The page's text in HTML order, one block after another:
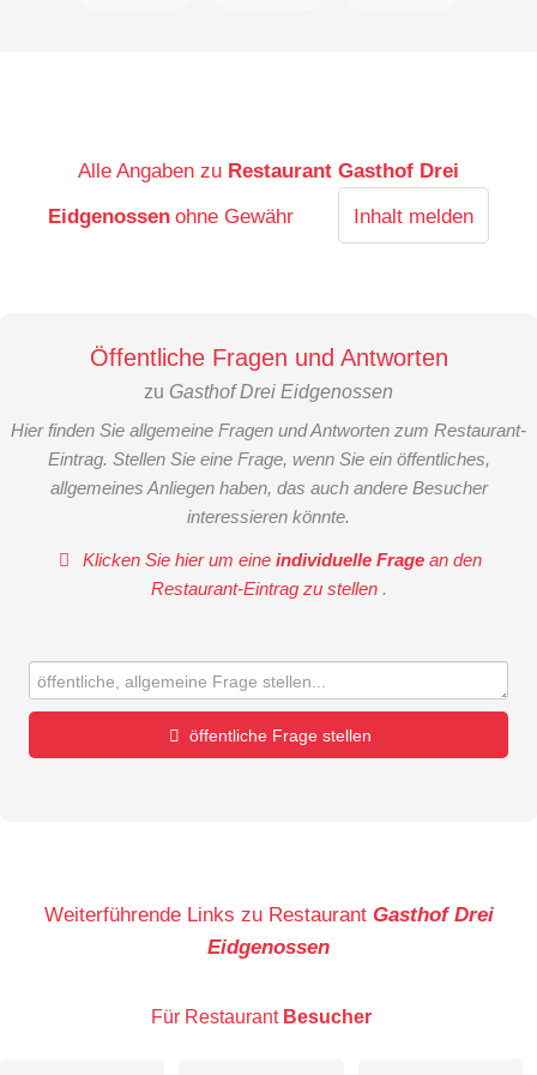
Alle Angaben zu Restaurant Gasthof Drei
Eidgenossen ohne Gewähr Inhalt melden
Öffentliche Fragen und Antworten
zu Gasthof Drei Eidgenossen
Hier finden Sie allgemeine Fragen und Antworten zum Restaurant-
Eintrag. Stellen Sie eine Frage, wenn Sie ein öffentliches,
allgemeines Anliegen haben, das auch andere Besucher
interessieren könnte.
Klicken Sie hier um eineindividuelle Frage an den
Restaurant-Eintrag zu stellen .
öffentliche Frage stellen
Weiterführende Links zu Restaurant Gasthof Drei
Eidgenossen
Für Restaurant Besucher